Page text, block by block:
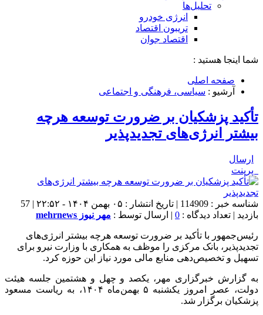
تحلیل‌ها
انرژی خودرو
تریبون اقتصاد
اقتصاد جوان
شما اینجا هستید :
صفحه اصلی
آرشیو : سیاسی، فرهنگی و اجتماعی
تأکید پزشکیان بر ضرورت توسعه هرچه
بیشتر انرژی‌های تجدیدپذیر
ارسال
پرینت
شناسه خبر : 114909 | تاریخ انتشار : ۰۵ بهمن ۱۴۰۴ - ۲۲:۵۲ | 57
بازدید | تعداد دیدگاه : 0 | ارسال توسط : مهر نیوز mehrnews
رئیس‌جمهور با تأکید بر ضرورت توسعه هرچه بیشتر انرژی‌های
تجدیدپذیر، بانک مرکزی را موظف به همکاری با وزارت نیرو برای
تسهیل و تخصیص‌دهی منابع مالی مورد نیاز این حوزه کرد.
به گزارش خبرگزاری مهر، یکصد و چهل و هشتمین جلسه هیئت
دولت، عصر امروز یکشنبه ۵ بهمن‌ماه ۱۴۰۴، به ریاست مسعود
پزشکیان برگزار شد.